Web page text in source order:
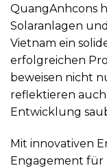
QuangAnhcons
Solaranlagen
Vietnam ein
erfolgreichen
beweisen nicht
reflektieren auch
Entwicklung
Mit innovativen
Engagement für